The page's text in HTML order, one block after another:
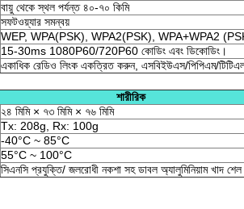
বায়ু থেকে স্থল পর্যন্ত ৪০-৭০ কিমি
সফটওয়্যার সমন্বয়
WEP, WPA(PSK), WPA2(PSK), WPA+WPA2
15-30ms 1080P60/720P60 কোডিং এবং ডিকোডিং।
একাধিক রেডিও লিংক একত্রিত করুন, এসবিইউএস/পিপিএম/
শারীরিক
২৪ মিমি × ৭৩ মিমি × ৭৬ মিমি
Tx: 208g, Rx: 100g
-40°C ~ 85°C
55°C ~ 100°C
সিএনসি প্রযুক্তি/ জলরোধী নকশা সহ ডাবল অ্যালুমিনিয়াম খাদ শেল